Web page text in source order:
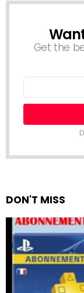
Get the
Email
DON'T MISS